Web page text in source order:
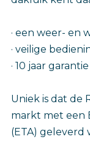
· een weer- en
· veilige
· 10 jaar garantie
Uniek is dat de
markt met een
(ETA) geleverd